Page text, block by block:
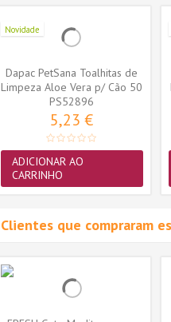
Novidade
Dapac PetSana Toalhitas de
Limpeza Aloe Vera p/ Cão 50
uni.
PS52896
5,23 €
ADICIONAR AO
CARRINHO
Clientes que compraram